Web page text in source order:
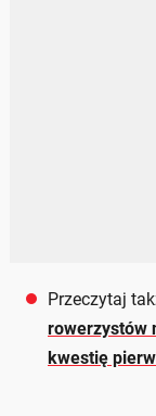
Przeczytaj
rowerzystów
kwestię